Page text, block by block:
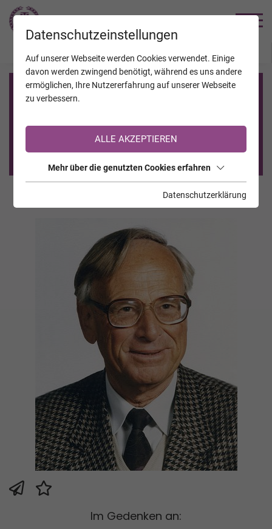
Registrierung auf TrauerHilfe.it
Sie sind noch nicht auf TrauerHilfe.it registriert?
>> zur kostenlosen Registrierung <<
Im Gedenken an:
Datenschutzeinstellungen
Auf unserer Webseite werden Cookies verwendet. Einige
davon werden zwingend benötigt, während es uns andere
ermöglichen, Ihre Nutzererfahrung auf unserer Webseite
zu verbessern.
ALLE AKZEPTIEREN
Mehr über die genutzten Cookies erfahren
Datenschutzerklärung
JAHRESTAGE KALENDER VERSTORBENE